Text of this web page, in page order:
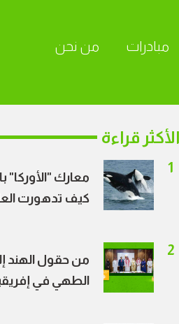
مبادرات من نحن
الأكثر قراءة
1
معارك "الأوركا"
كيف تدهورت
2
من حقول الهند
الطهي في